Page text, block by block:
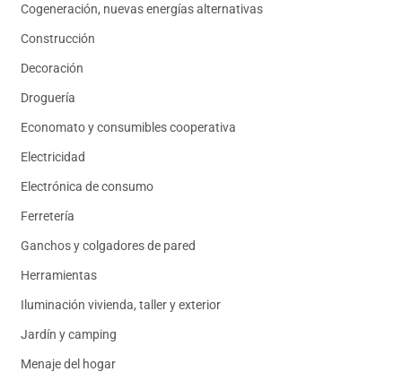
Cogeneración, nuevas energías alternativas
Construcción
Decoración
Droguería
Economato y consumibles cooperativa
Electricidad
Electrónica de consumo
Ferretería
Ganchos y colgadores de pared
Herramientas
Iluminación vivienda, taller y exterior
Jardín y camping
Menaje del hogar